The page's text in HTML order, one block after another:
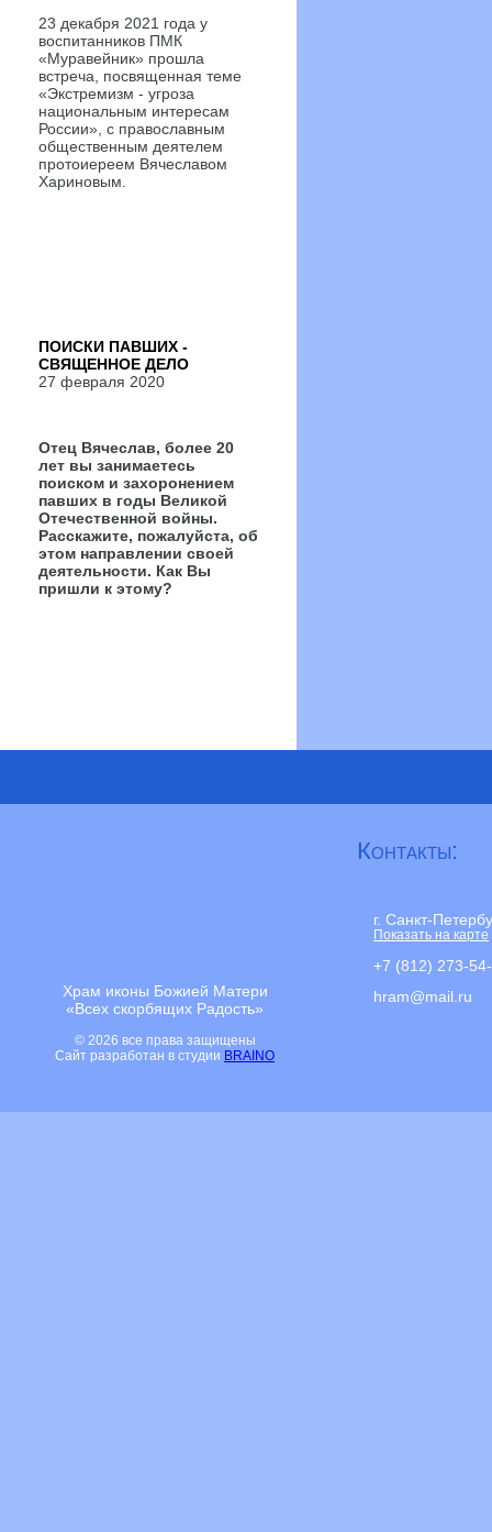
23 декабря 2021 года у
воспитанников ПМК
«Муравейник» прошла
встреча, посвященная теме
«Экстремизм - угроза
национальным интересам
России», с православным
общественным деятелем
протоиереем Вячеславом
Хариновым.
ПОИСКИ ПАВШИХ -
СВЯЩЕННОЕ ДЕЛО
27 февраля 2020
Отец Вячеслав, более 20
лет вы занимаетесь
поиском и захоронением
павших в годы Великой
Отечественной войны.
Расскажите, пожалуйста, об
этом направлении своей
деятельности. Как Вы
пришли к этому?
Храм иконы Божией Матери
«Всех скорбящих Радость»
© 2026 все права защищены
Сайт разработан в студии BRAINO
Контакты:
г. Санкт-
Показать на карте
+7 (812) 273-
hram@mail.ru